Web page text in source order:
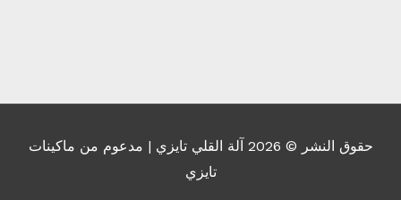
حقوق النشر © 2026 آلة القلي تايزي | مدعوم من ماكينات
تايزي